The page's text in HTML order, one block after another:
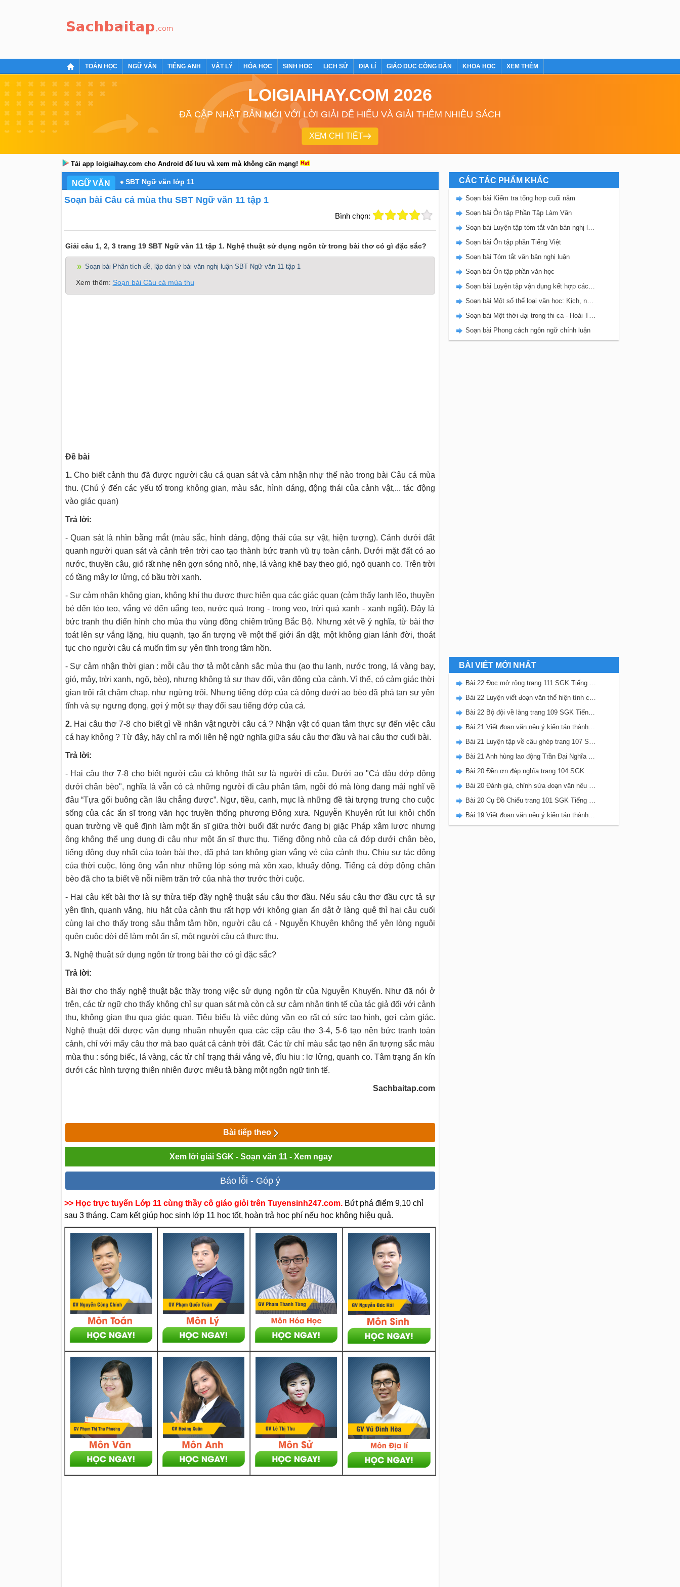
TOÁN HỌC NGỮ VĂN TIẾNG ANH VẬT LÝ HÓA HỌC SINH HỌC LỊCH SỬ ĐỊA LÍ GIÁO DỤC CÔNG DÂN KHOA HỌC XEM THÊM
LOIGIAIHAY.COM 2026
ĐÃ CẬP NHẬT BẢN MỚI VỚI LỜI GIẢI DỄ HIỂU VÀ GIẢI THÊM NHIỀU SÁCH
XEM CHI TIẾT
Tải app loigiaihay.com cho Android để lưu và xem mà không cần mạng!
NGỮ VĂN SBT Ngữ văn lớp 11
Soạn bài Câu cá mùa thu SBT Ngữ văn 11 tập 1
Bình chọn:
Giải câu 1, 2, 3 trang 19 SBT Ngữ văn 11 tập 1. Nghệ thuật sử dụng ngôn từ trong bài thơ có gì đặc sắc?
Soạn bài Phân tích đề, lập dàn ý bài văn nghị luận SBT Ngữ văn 11 tập 1
Xem thêm: Soạn bài Câu cá mùa thu
Đề bài
1.Cho biết cảnh thu đã được người câu cá quan sát và cảm nhận nhự thế nào trong bài Câu cá mùa
thu. (Chú ý đến các yếu tố trong không gian, màu sắc, hình dáng, động thái của cảnh vật,... tác động
vào giác quan)
Trả lời:
- Quan sát là nhìn bằng mắt (màu sắc, hình dáng, động thái của sự vật, hiện tượng). Cảnh dưới đất
quanh người quan sát và cảnh trên trời cao tạo thành bức tranh vũ trụ toàn cảnh. Dưới mặt đất có ao
nước, thuyền câu, gió rất nhẹ nên gợn sóng nhỏ, nhẹ, lá vàng khẽ bay theo gió, ngõ quanh co. Trên trời
có tầng mây lơ lửng, có bầu trời xanh.
- Sự cảm nhận không gian, không khí thu được thực hiện qua các giác quan (cảm thấy lạnh lẽo, thuyền
bé đến tẻo teo, vắng vẻ đến uắng teo, nước quá trong - trong veo, trời quá xanh - xanh ngắt). Đây là
bức tranh thu điển hình cho mùa thu vùng đồng chiêm trũng Bắc Bộ. Nhưng xét về ý nghĩa, từ bài thơ
toát lên sự vắng lặng, hiu quạnh, tạo ấn tượng về một thế giới ẩn dật, một không gian lánh đời, thoát
tục cho người câu cá muốn tìm sự yên tĩnh trong tâm hồn.
- Sự cảm nhận thời gian : mỗi câu thơ tả một cảnh sắc mùa thu (ao thu lạnh, nước trong, lá vàng bay,
gió, mây, trời xanh, ngõ, bèo), nhưng không tả sự thav đổi, vận động của cảnh. Vì thế, có cảm giác thời
gian trôi rất chậm chạp, như ngừng trôi. Nhưng tiếng đớp của cá động dưới ao bèo đã phá tan sự yên
tĩnh và sự ngưng đọng, gợi ý một sự thay đổi sau tiếng đớp của cá.
2.Hai câu thơ 7-8 cho biết gì về nhân vật người câu cá ? Nhận vật có quan tâm thực sự đến việc câu
cá hay không ? Từ đây, hãy chỉ ra mối liên hệ ngữ nghĩa giữa sáu câu thơ đầu và hai câu thơ cuối bài.
Trả lời:
- Hai câu thơ 7-8 cho biết người câu cá không thật sự là người đi câu. Dưới ao "Cá đâu đớp động
dưới chân bèo", nghĩa là vẫn có cả những người đi câu phân tâm, ngồi đó mà lòng đang mải nghĩ về
đâu “Tựa gối buông cần lâu chẳng được”. Ngư, tiều, canh, mục là những đề tài tượng trưng cho cuộc
sống của các ẩn sĩ trong văn học truyền thống phương Đông xưa. Nguyễn Khuyên rút lui khỏi chốn
quan trường về quê định làm một ẩn sĩ giữa thời buổi đất nước đang bị giặc Pháp xâm lược nhưng
ông không thể ung dung đi câu như một ẩn sĩ thực thụ. Tiếng động nhỏ của cá đớp dưới chân bèo,
tiếng động duy nhất của toàn bài thơ, đã phá tan không gian vắng vẻ của cảnh thu. Chịu sự tác động
của thời cuộc, lòng ông vẫn như những lóp sóng mà xôn xao, khuấy động. Tiếng cá đớp động chân
bèo đã cho ta biết về nỗi niềm trăn trở của nhà thơ trước thời cuộc.
- Hai câu kết bài thơ là sự thừa tiếp đầy nghệ thuật sáu câu thơ đầu. Nếu sáu câu thơ đầu cực tả sự
yên tĩnh, quạnh vắng, hiu hắt của cảnh thu rất hợp với không gian ẩn dật ở làng quê thì hai câu cuối
cùng lại cho thấy trong sâu thẳm tâm hồn, người câu cá - Nguyễn Khuyên không thể yên lòng nguôi
quên cuộc đời để làm một ẩn sĩ, một người câu cá thực thụ.
3.Nghệ thuật sử dụng ngôn từ trong bài thơ có gì đặc sắc?
Trả lời:
Bài thơ cho thấy nghệ thuật bậc thầy trong việc sử dụng ngôn từ của Nguyễn Khuyến. Như đã nói ở
trên, các từ ngữ cho thấy không chỉ sự quan sát mà còn cả sự cảm nhận tinh tế của tác giả đối với cảnh
thu, không gian thu qua giác quan. Tiêu biểu là việc dùng vần eo rất có sức tạo hình, gợi cảm giác.
Nghệ thuật đối được vận dụng nhuần nhuyễn qua các cặp câu thơ 3-4, 5-6 tạo nên bức tranh toàn
cảnh, chỉ với mấy câu thơ mà bao quát cả cảnh trời đất. Các từ chỉ màu sắc tạo nên ấn tượng sắc màu
mùa thu : sóng biếc, lá vàng, các từ chỉ trạng thái vắng vẻ, đìu hiu : lơ lửng, quanh co. Tâm trạng ẩn kín
dưới các hình tượng thiên nhiên được miêu tả bàng một ngôn ngữ tinh tế.
Sachbaitap.com
Bài tiếp theo
Xem lời giải SGK - Soạn văn 11 - Xem ngay
Báo lỗi - Góp ý
>> Học trực tuyến Lớp 11 cùng thầy cô giáo giỏi trên Tuyensinh247.com. Bứt phá điểm 9,10 chỉ
sau 3 tháng. Cam kết giúp học sinh lớp 11 học tốt, hoàn trả học phí nếu học không hiệu quả.
CÁC TÁC PHẨM KHÁC
Soạn bài Kiểm tra tổng hợp cuối năm
Soạn bài Ôn tập Phần Tập Làm Văn
Soạn bài Luyện tập tóm tắt văn bản nghị luận
Soạn bài Ôn tập phần Tiếng Việt
Soạn bài Tóm tắt văn bản nghị luận
Soạn bài Ôn tập phần văn học
Soạn bài Luyện tập vận dụng kết hợp các thao tác lập luận phân tích và so sánh - Ngữ văn 11 tập 2
Soạn bài Một số thể loại văn học: Kịch, nghị luận
Soạn bài Một thời đại trong thi ca - Hoài Thanh
Soạn bài Phong cách ngôn ngữ chính luận
BÀI VIẾT MỚI NHẤT
Bài 22 Đọc mở rộng trang 111 SGK Tiếng Việt 5 Kết nối tri thức tập 2
Bài 22 Luyện viết đoạn văn thể hiện tình cảm, cảm xúc về một sự việc trang 111 SGK Tiếng Việt 5 Kết nối tri thức tập 2
Bài 22 Bộ đội về làng trang 109 SGK Tiếng Việt 5 Kết nối tri thức tập 2
Bài 21 Viết đoạn văn nêu ý kiến tán thành một sự việc, hiện tượng (Bài viết số 2) trang 108 SGK Tiếng Việt 5 Kết nối tri thức tập 2
Bài 21 Luyện tập về câu ghép trang 107 SGK Tiếng Việt 5 Kết nối tri thức tập 2
Bài 21 Anh hùng lao động Trần Đại Nghĩa trang 106 SGK Tiếng Việt 5 Kết nối tri thức tập 2
Bài 20 Đền ơn đáp nghĩa trang 104 SGK Tiếng Việt 5 Kết nối tri thức tập 2
Bài 20 Đánh giá, chỉnh sửa đoạn văn nêu ý kiến tán thành một sự vật, hiện tượng trang 103 SGK Tiếng Việt 5 Kết nối tri thức tập 2
Bài 20 Cụ Đồ Chiểu trang 101 SGK Tiếng Việt 5 Kết nối tri thức tập 2
Bài 19 Viết đoạn văn nêu ý kiến tán thành một sự việc, hiện tượng (Bài viết số 1) trang 100 SGK Tiếng Việt 5 Kết nối tri thức tập 2